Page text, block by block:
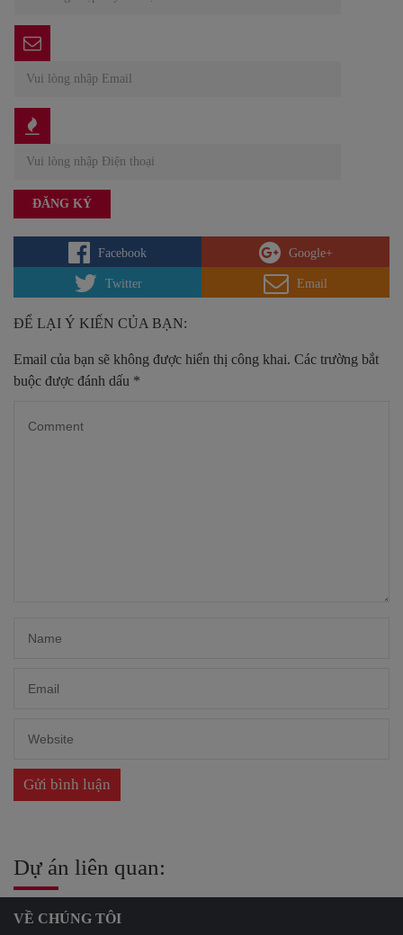
Facebook Google+
Twitter Email
ĐỂ LẠI Ý KIẾN CỦA BẠN:
Email của bạn sẽ không được hiển thị công khai. Các trường bắt
buộc được đánh dấu *
Dự án liên quan:
VỀ CHÚNG TÔI